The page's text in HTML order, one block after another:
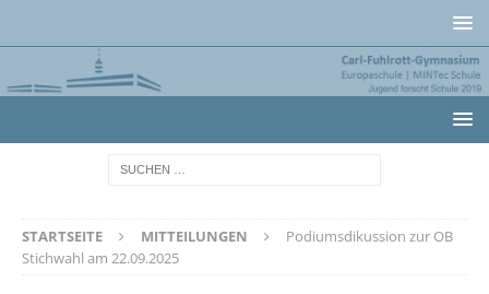
STARTSEITE MITTEILUNGEN
Podiumsdikussion zur OB
Stichwahl am 22.09.2025